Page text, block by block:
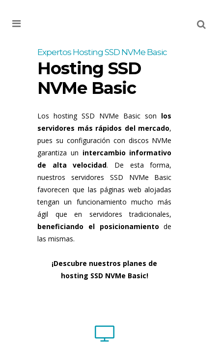
Expertos Hosting SSD NVMe Basic
Hosting SSD
NVMe Basic
Los hosting SSD NVMe Basic son los
servidores más rápidos del mercado,
pues su configuración con discos NVMe
garantiza un intercambio informativo
de alta velocidad. De esta forma,
nuestros servidores SSD NVMe Basic
favorecen que las páginas web alojadas
tengan un funcionamiento mucho más
ágil que en servidores tradicionales,
beneficiando el posicionamiento de
las mismas.
¡Descubre nuestros planes de
hosting SSD NVMe Basic!